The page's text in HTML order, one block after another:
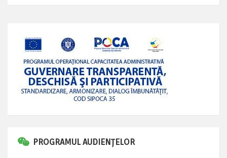
PROGRAMUL AUDIENȚELOR